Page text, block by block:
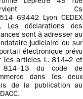
Lepretre 49 rue
Cs
69442 Lyon CEDEX
Les déclarations des
sont à adresser au
judiciaire ou sur
électronique prévu
les articles L. 814–2 et
814–13 du code de
dans les deux
de la publication au